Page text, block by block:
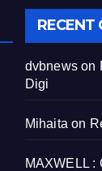
RECENT
dvbnews on
Digi
Mihaita on
MAXWELL :